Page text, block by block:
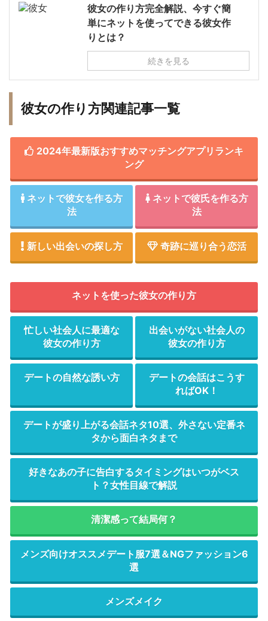
彼女の作り方完全解説、今すぐ簡
単にネットを使ってできる彼女作
りとは？
続きを見る
彼女の作り方関連記事一覧
2024年最新版おすすめマッチングアプリランキ
ング
ネットで彼女を作る方
法
ネットで彼氏を作る方
法
新しい出会いの探し方 奇跡に巡り合う恋活
ネットを使った彼女の作り方
忙しい社会人に最適な
彼女の作り方
出会いがない社会人の
彼女の作り方
デートの自然な誘い方
デートの会話はこうす
ればOK！
デートが盛り上がる会話ネタ10選、外さない定番ネ
タから面白ネタまで
好きなあの子に告白するタイミングはいつがベス
ト？女性目線で解説
清潔感って結局何？
メンズ向けオススメデート服7選＆NGファッション6
選
メンズメイク